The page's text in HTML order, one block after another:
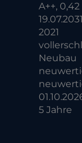
A++, 0,42
19.07.2031
2021
Neubau
5 Jahre